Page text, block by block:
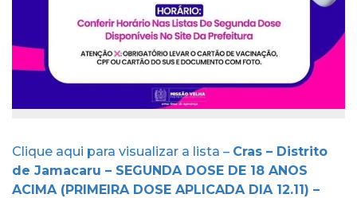
Clique aqui para visualizar a lista – Cras – Distrito
de Jamacaru – SEGUNDA DOSE DE 18 ANOS
ACIMA (PRIMEIRA DOSE APLICADA DIA 12.11) –